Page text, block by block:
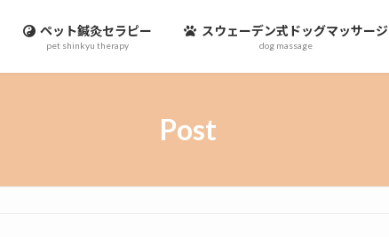
ペット鍼灸セラピー
pet shinkyu therapy
スウェーデン式ドッグマッサージ
dog massage
Post